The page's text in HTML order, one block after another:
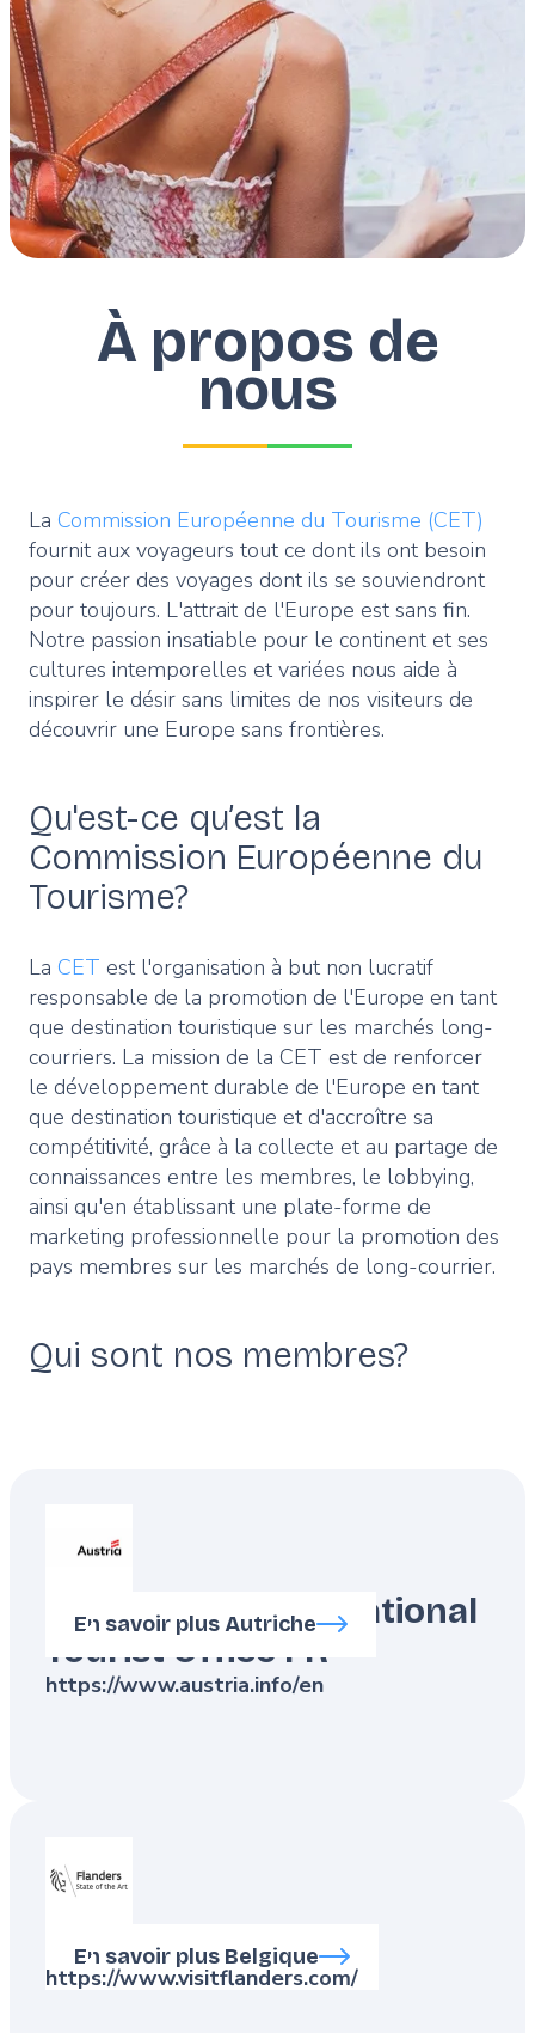
À propos de
nous
La Commission Européenne du Tourisme (CET)
fournit aux voyageurs tout ce dont ils ont besoin
pour créer des voyages dont ils se souviendront
pour toujours. L'attrait de l'Europe est sans fin.
Notre passion insatiable pour le continent et ses
cultures intemporelles et variées nous aide à
inspirer le désir sans limites de nos visiteurs de
découvrir une Europe sans frontières.
Qu'est-ce qu’est la
Commission Européenne du
Tourisme?
La CET est l'organisation à but non lucratif
responsable de la promotion de l'Europe en tant
que destination touristique sur les marchés long-
courriers. La mission de la CET est de renforcer
le développement durable de l'Europe en tant
que destination touristique et d'accroître sa
compétitivité, grâce à la collecte et au partage de
connaissances entre les membres, le lobbying,
ainsi qu'en établissant une plate-forme de
marketing professionnelle pour la promotion des
pays membres sur les marchés de long-courrier.
Qui sont nos membres?
ANTO – Austrian National
Tourist Office FR
https://www.austria.info/en
En savoir plus Autriche
Visit Flanders
https://www.visitflanders.com/
En savoir plus Belgique